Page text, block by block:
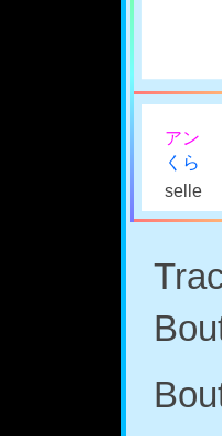
アン
くら
selle